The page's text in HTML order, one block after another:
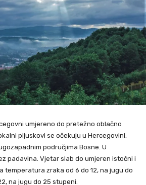
umjereno do pretežno oblačno
pljuskovi se očekuju u Hercegovini,
područjima Bosne. U
padavina. Vjetar slab do umjeren istočni i
temperatura zraka od 6 do 12, na jugu do
na jugu do 25 stupeni.